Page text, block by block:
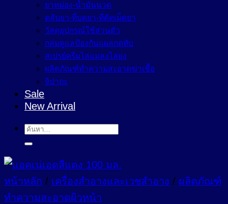
ยาหม่อง-น้ำมันนวด
ตลับยา-ที่บดยา-ที่ตัดเม็ดยา
วัสดุอุปกรณ์ใช้ส่วนตัว
กลุ่มดูแลป้องกันแผลกดทับ
สเปรย์ครีมไล่แมลงไล่ยุง
ผลิตภัณฑ์ทำความสะอาดฆ่าเชื้อ
จิปาถะ
Sale
New Arrival
ค้นหา:
หน้าหลัก / เครื่องสำอางและเวชสำอาง / ผลิตภัณฑ์
ทำความสะอาดผิวหน้า